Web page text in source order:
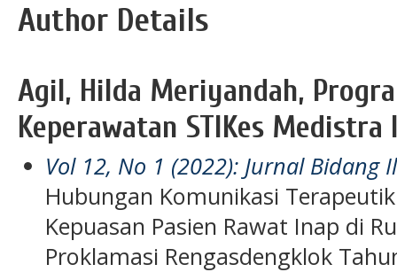
Author Details
Agil, Hilda Meriyandah,
Keperawatan STIKes
Vol 12, No 1 (2022): Jurnal Bidang
Hubungan Komunikasi
Kepuasan Pasien Rawat Inap di
Proklamasi Rengasdengklok